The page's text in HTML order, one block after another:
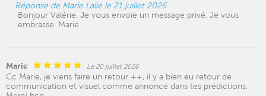
Réponse de Marie Lalie le 21 juillet 2026
Bonjour Valérie. Je vous envoie un message privé. Je vous
embrasse. Marie
Marie Le 20 juillet 2026
Cc Marie, je viens faire un retour ++, il y a bien eu retour de
communication et visuel comme annoncé dans tes prédictions.